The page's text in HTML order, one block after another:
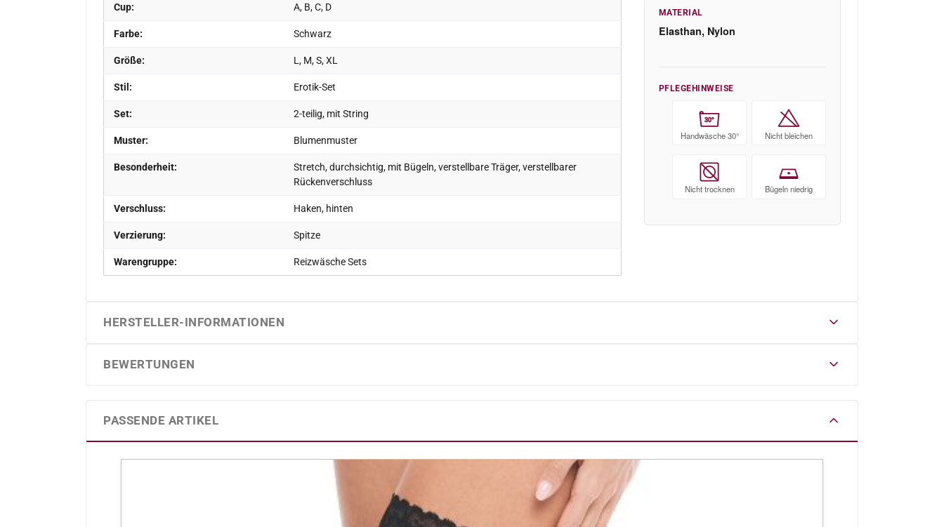
Cup: A, B, C, D
Farbe: Schwarz
Größe: L, M, S, XL
Stil: Erotik-Set
Set: 2-teilig, mit String
Muster: Blumenmuster
Besonderheit:
Stretch, durchsichtig, mit Bügeln, verstellbare Träger, verstellbarer
Rückenverschluss
Verschluss: Haken, hinten
Verzierung: Spitze
Warengruppe: Reizwäsche Sets
MATERIAL
Elasthan, Nylon
PFLEGEHINWEISE
30°
Handwäsche 30° Nicht bleichen
Nicht trocknen Bügeln niedrig
HERSTELLER-INFORMATIONEN
BEWERTUNGEN
PASSENDE ARTIKEL